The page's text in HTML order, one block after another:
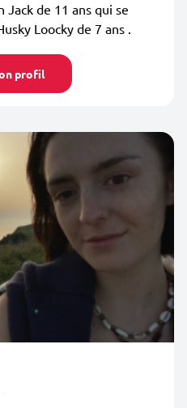
Jack de 11 ans qui se
Loocky de 7 ans .
profil